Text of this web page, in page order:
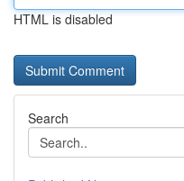
HTML is disabled
Search